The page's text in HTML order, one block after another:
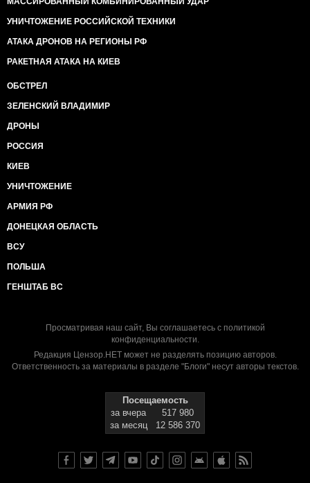
УНИЧТОЖЕНИЕ РОССИЙСКОЙ ТЕХНИКИ
АТАКА ДРОНОВ НА РЕГИОНЫ РФ
РАКЕТНАЯ АТАКА НА КИЕВ
ОБСТРЕЛ
ЗЕЛЕНСКИЙ ВЛАДИМИР
ДРОНЫ
РОССИЯ
КИЕВ
УНИЧТОЖЕНИЕ
АРМИЯ РФ
ДОНЕЦКАЯ ОБЛАСТЬ
ВСУ
ПОЛЬША
ГЕНШТАБ ВС
Просматривая наш сайт, Вы соглашаетесь с политикой
конфиденциальности.
Редакция Цензор.НЕТ может не разделять позицию авторов.
Ответственность за материалы в разделе "Блоги" несут авторы текстов.
Посещаемость
за вчера
517 980
за месяц
12 586 370